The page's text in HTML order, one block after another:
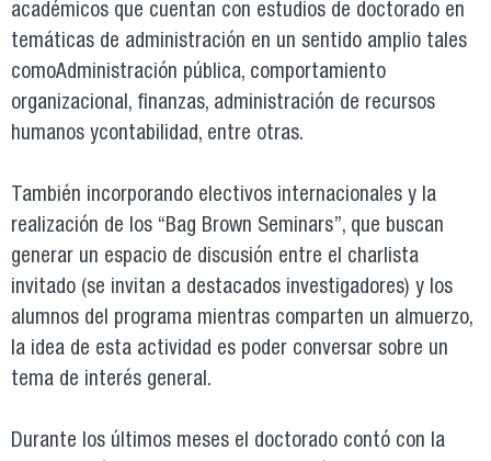
académicos que cuentan con estudios de doctorado en
temáticas de administración en un sentido amplio tales
comoAdministración pública, comportamiento
organizacional, finanzas, administración de recursos
humanos ycontabilidad, entre otras.
También incorporando electivos internacionales y la
realización de los “Bag Brown Seminars”, que buscan
generar un espacio de discusión entre el charlista
invitado (se invitan a destacados investigadores) y los
alumnos del programa mientras comparten un almuerzo,
la idea de esta actividad es poder conversar sobre un
tema de interés general.
Durante los últimos meses el doctorado contó con la